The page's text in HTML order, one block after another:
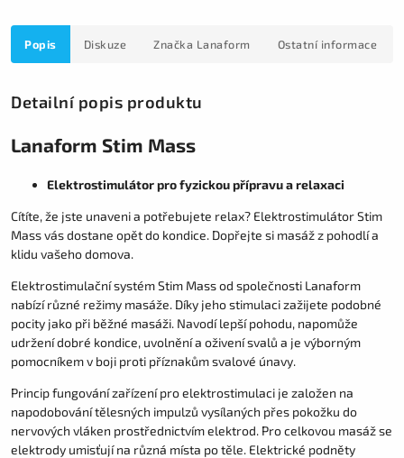
Popis Diskuze Značka Lanaform Ostatní informace
Detailní popis produktu
Lanaform Stim Mass
Elektrostimulátor pro fyzickou přípravu a relaxaci
Cítíte, že jste unaveni a potřebujete relax? Elektrostimulátor Stim
Mass vás dostane opět do kondice. Dopřejte si masáž z pohodlí a
klidu vašeho domova.
Elektrostimulační systém Stim Mass od společnosti Lanaform
nabízí různé režimy masáže. Díky jeho stimulaci zažijete podobné
pocity jako při běžné masáži. Navodí lepší pohodu, napomůže
udržení dobré kondice, uvolnění a oživení svalů a je výborným
pomocníkem v boji proti příznakům svalové únavy.
Princip fungování zařízení pro elektrostimulaci je založen na
napodobování tělesných impulzů vysílaných přes pokožku do
nervových vláken prostřednictvím elektrod. Pro celkovou masáž se
elektrody umisťují na různá místa po těle. Elektrické podněty